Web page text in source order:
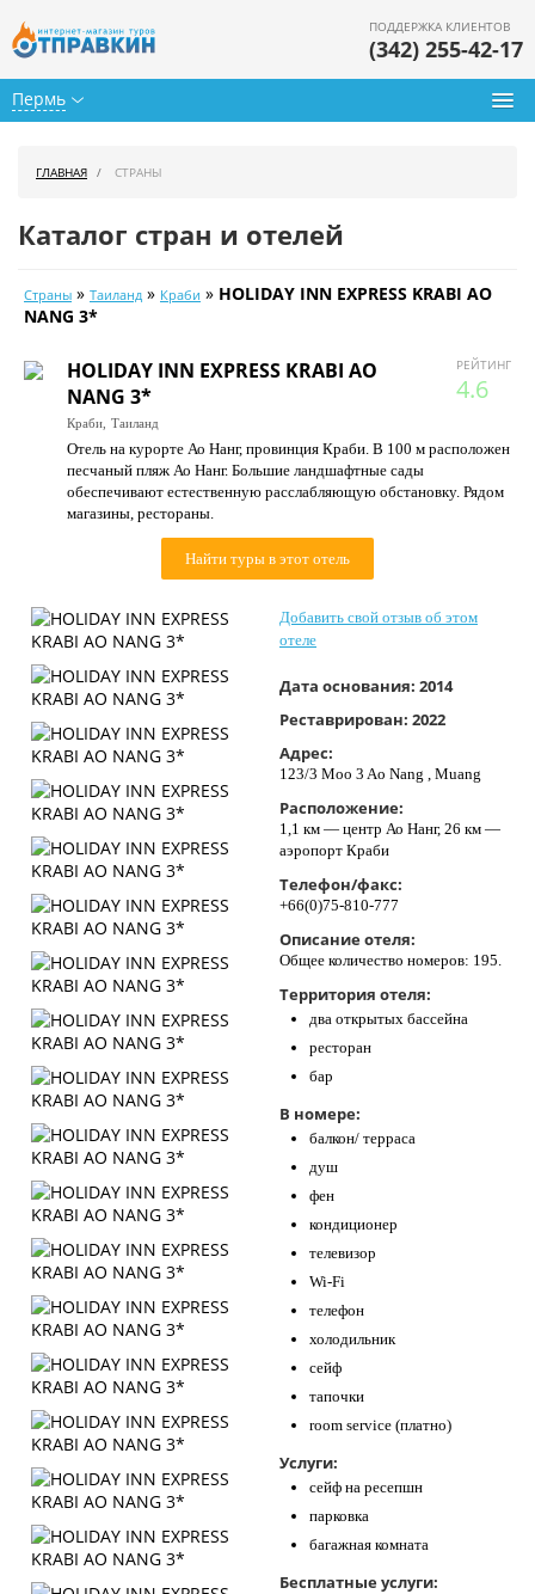
Пермь
ПОДДЕРЖКА КЛИЕНТОВ
(342) 255-42-17
Календарь туров
Цены дня
Страны
Как купить
О нас
ГЛАВНАЯ СТРАНЫ
Каталог стран и отелей
Страны » Таиланд » Краби » HOLIDAY INN EXPRESS KRABI AO
NANG 3*
РЕЙТИНГ
4.6
HOLIDAY INN EXPRESS KRABI AO
NANG 3*
Краби, Таиланд
Отель на курорте Ао Нанг, провинция Краби. В 100 м расположен
песчаный пляж Ао Нанг. Большие ландшафтные сады
обеспечивают естественную расслабляющую обстановку. Рядом
магазины, рестораны.
Найти туры в этот отель
Добавить свой отзыв об этом
отеле
Дата основания: 2014
Реставрирован: 2022
Адрес:
123/3 Moo 3 Ao Nang , Muang
Расположение:
1,1 км — центр Ао Нанг, 26 км —
аэропорт Краби
Телефон/факс:
+66(0)75-810-777
Описание отеля:
Общее количество номеров: 195.
Территория отеля:
два открытых бассейна
ресторан
бар
В номере:
балкон/ терраса
душ
фен
кондиционер
телевизор
Wi-Fi
телефон
холодильник
сейф
тапочки
room service (платно)
Услуги:
сейф на ресепшн
парковка
багажная комната
Бесплатные услуги: